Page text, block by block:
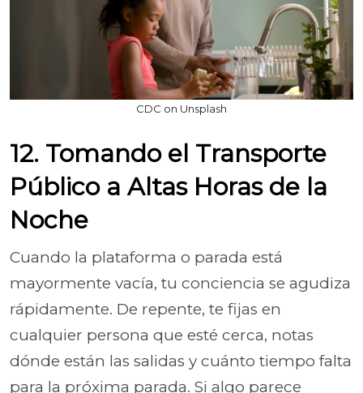
CDC on Unsplash
12. Tomando el Transporte
Público a Altas Horas de la
Noche
Cuando la plataforma o parada está
mayormente vacía, tu conciencia se agudiza
rápidamente. De repente, te fijas en
cualquier persona que esté cerca, notas
dónde están las salidas y cuánto tiempo falta
para la próxima parada. Si algo parece